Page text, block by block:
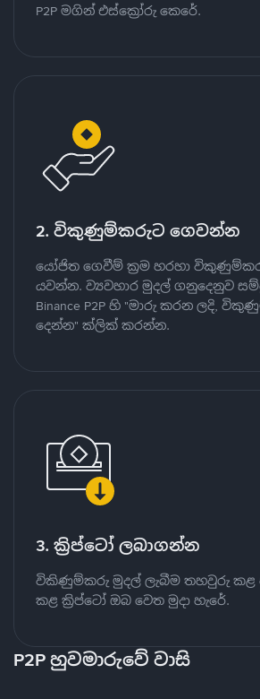
P2P මගින් එස්ක්‍රෝරු කෙරේ.
2. විකුණුම්කරුට ගෙවන්න
යෝජිත ගෙවීම් ක්‍රම හරහා
යවන්න. ව්‍යවහාර මුදල් ගනුදෙනුව
Binance P2P හි "මාරු කරන ලදි,
දෙන්න" ක්ලික් කරන්න.
3. ක්‍රිප්ටෝ ලබාගන්න
විකිණුම්කරු මුදල් ලැබීම තහවුරු කළ
කළ ක්‍රිප්ටෝ ඔබ වෙත මුදා හැරේ.
P2P හුවමාරුවේ වාසි